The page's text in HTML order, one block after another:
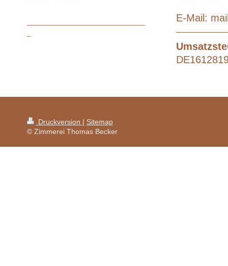
E-Mail:
Druckversion | Sitemap
© Zimmerei Thomas Becker